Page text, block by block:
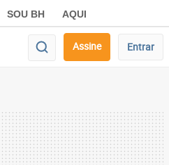
SOU BH AQUI
Assine Entrar